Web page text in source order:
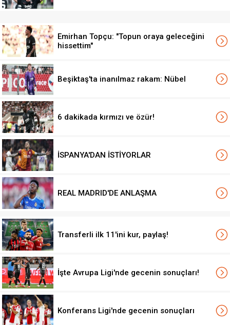
Emirhan Topçu: "Topun oraya geleceğini
hissettim"
Beşiktaş'ta inanılmaz rakam: Nübel
6 dakikada kırmızı ve özür!
İSPANYA'DAN İSTİYORLAR
REAL MADRID'DE ANLAŞMA
Transferli ilk 11'ini kur, paylaş!
İşte Avrupa Ligi'nde gecenin sonuçları!
Konferans Ligi'nde gecenin sonuçları